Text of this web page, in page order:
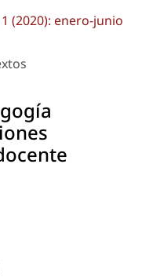
(2020): enero-junio